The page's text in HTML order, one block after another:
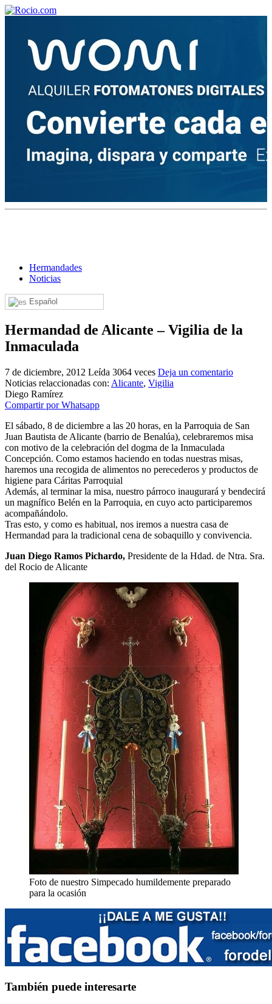
Hermandades
Noticias
Español
Hermandad de Alicante – Vigilia de la
Inmaculada
7 de diciembre, 2012 Leída 3064 veces Deja un comentario
Noticias relaccionadas con: Alicante, Vigilia
Diego Ramírez
Compartir por Whatsapp
El sábado, 8 de diciembre a las 20 horas, en la Parroquia de San
Juan Bautista de Alicante (barrio de Benalúa), celebraremos misa
con motivo de la celebración del dogma de la Inmaculada
Concepción. Como estamos haciendo en todas nuestras misas,
haremos una recogida de alimentos no perecederos y productos de
higiene para Cáritas Parroquial
Además, al terminar la misa, nuestro párroco inaugurará y bendecirá
un magnífico Belén en la Parroquia, en cuyo acto participaremos
acompañándolo.
Tras esto, y como es habitual, nos iremos a nuestra casa de
Hermandad para la tradicional cena de sobaquillo y convivencia.
Juan Diego Ramos Pichardo, Presidente de la Hdad. de Ntra. Sra.
del Rocio de Alicante
Foto de nuestro Simpecado humildemente preparado
para la ocasión
También puede interesarte
¡Bienvenido! Soy el asistente virtual de rocio.com.
¿En qué puedo ayudarte?
¿Cuándo se construyó la primera ermita?
El traslado cada siete años
¿Cuales son los actos principales que se celebran en el
Quiero hacer el camino,¿que tengo que hacer?